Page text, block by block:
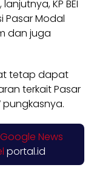
KP BEI
Pasar Modal
dan juga
tetap dapat
terkait Pasar
Google News
portal.id